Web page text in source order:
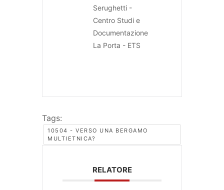
Serughetti -
Centro Studi e
Documentazione
La Porta - ETS
Tags:
10504 - VERSO UNA BERGAMO
MULTIETNICA?
RELATORE